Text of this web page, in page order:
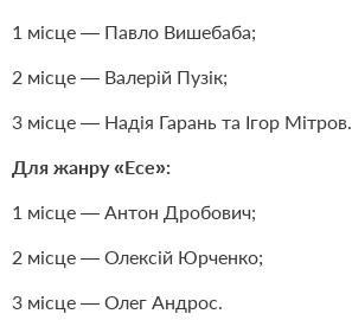
1 місце — Павло Вишебаба;
2 місце — Валерій Пузік;
3 місце — Надія Гарань та Ігор Мітров.
Для жанру «Есе»:
1 місце — Антон Дробович;
2 місце — Олексій Юрченко;
3 місце — Олег Андрос.